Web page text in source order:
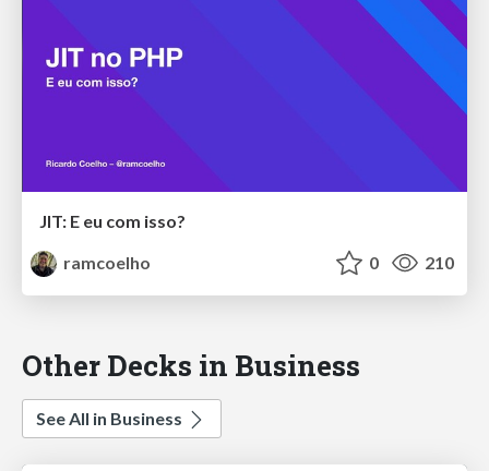
JIT: E eu com isso?
ramcoelho
0 210
Other Decks in Business
See All in Business